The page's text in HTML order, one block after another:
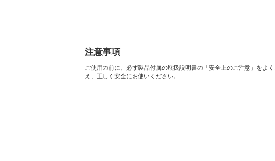
注意事項
ご使用の前に、必ず製品付属の取扱説明書の「安全上のご注意」をよく
え、正しく安全にお使いください。